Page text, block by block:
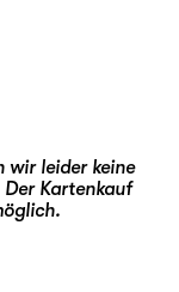
wir leider keine
Der Kartenkauf